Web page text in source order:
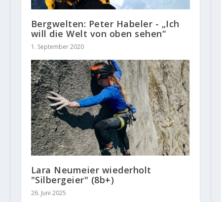
Bergwelten: Peter Habeler - „Ich
will die Welt von oben sehen“
1. September 2020
Lara Neumeier wiederholt
"Silbergeier" (8b+)
26. Juni 2025